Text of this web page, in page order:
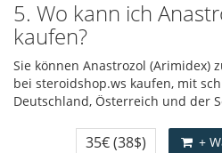
5. Wo kann ich
kaufen?
Sie können Anastrozol (Arimidex)
bei steroidshop.ws kaufen, mit
Deutschland, Österreich und der
35€(38$) +